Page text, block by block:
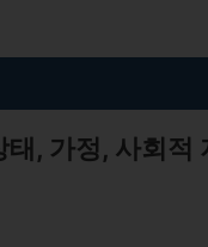
, 가정, 사회적